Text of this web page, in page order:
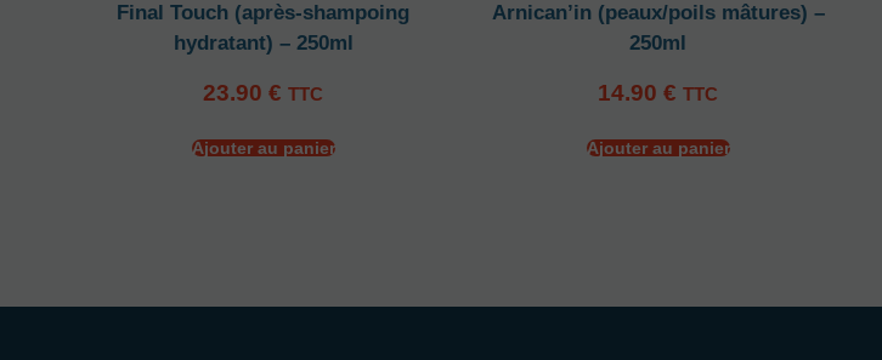
Final Touch (après-shampoing
hydratant) – 250ml
23.90 € TTC
Ajouter au panier
Arnican’in (peaux/poils mâtures) –
250ml
14.90 € TTC
Ajouter au panier